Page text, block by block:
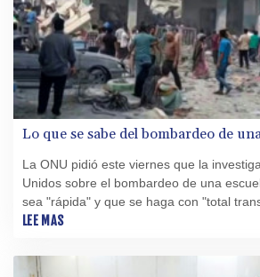
Lo que se sabe del bombardeo de
La ONU pidió este viernes que la
Unidos sobre el bombardeo de una
sea "rápida" y que se haga con "total
de que el New York Times reveló que
LEE MAS